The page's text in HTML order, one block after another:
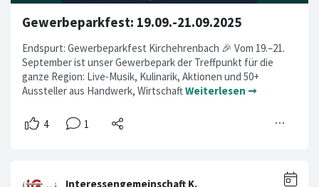
Gewerbeparkfest: 19.09.-21.09.2025
Endspurt: Gewerbeparkfest Kirchehrenbach 🎉 Vom 19.–21.
September ist unser Gewerbepark der Treffpunkt für die
ganze Region: Live-Musik, Kulinarik, Aktionen und 50+
Aussteller aus Handwerk, WirtschaftWeiterlesen ➞